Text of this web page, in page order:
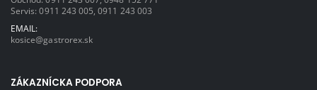
Servis:0911 243 005,0911 243 003
EMAIL:
kosice@gastrorex.sk
ZÁKAZNÍCKA PODPORA